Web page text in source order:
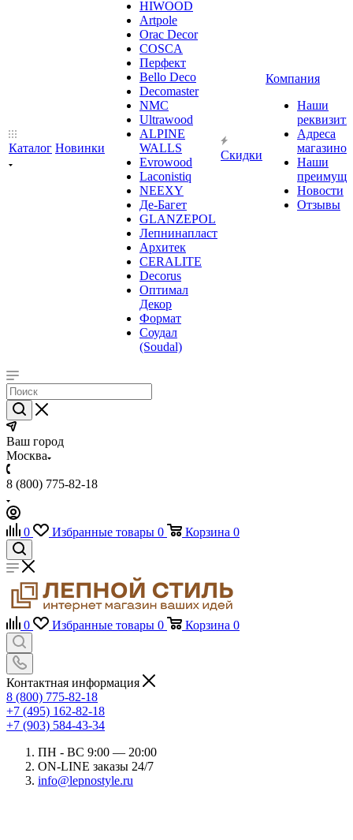
Каталог Новинки
HIWOOD
Artpole
Orac Decor
COSCA
Перфект
Bello Deco
Decomaster
NMС
Ultrawood
ALPINE
WALLS
Evrowood
Laconistiq
NEEXY
Де-Багет
GLANZEPOL
Лепнинапласт
Архитек
CERALITE
Decorus
Оптимал
Декор
Формат
Соудал
(Soudal)
Скидки
Компания
Наши
Адреса
магазинов
Наши
Новости
Отзывы
Ваш город
Москва
8 (800) 775-82-18
0 Избранные товары 0 Корзина 0
0 Избранные товары 0 Корзина 0
Контактная информация
8 (800) 775-82-18
+7 (495) 162-82-18
+7 (903) 584-43-34
ПН - ВС 9:00 — 20:00
ON-LINE заказы 24/7
info@lepnostyle.ru